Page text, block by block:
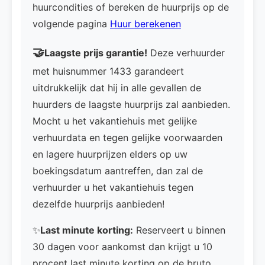
huurcondities of bereken de huurprijs op de
volgende pagina Huur berekenen
🤝Laagste prijs garantie! Deze verhuurder
met huisnummer 1433 garandeert
uitdrukkelijk dat hij in alle gevallen de
huurders de laagste huurprijs zal aanbieden.
Mocht u het vakantiehuis met gelijke
verhuurdata en tegen gelijke voorwaarden
en lagere huurprijzen elders op uw
boekingsdatum aantreffen, dan zal de
verhuurder u het vakantiehuis tegen
dezelfde huurprijs aanbieden!
✨Last minute korting: Reserveert u binnen
30 dagen voor aankomst dan krijgt u 10